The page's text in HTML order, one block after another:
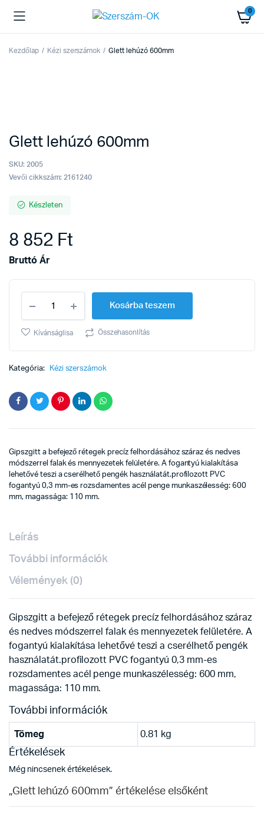
0
Kezdőlap Kézi szerszámok Glett lehúzó 600mm
Glett lehúzó 600mm
SKU: 2005
Vevői cikkszám: 2161240
Készleten
8 852 Ft
Bruttó Ár
lehúzó
600mm
quantity
Kosárba teszem
Kívánságlisa Összehasonlítás
Kategória: Kézi szerszámok
Gipszgitt a befejező rétegek precíz felhordásához száraz és nedves
módszerrel falak és mennyezetek felületére. A fogantyú kialakítása
lehetővé teszi a cserélhető pengék használatát.profilozott PVC
fogantyú 0,3 mm-es rozsdamentes acél penge munkaszélesség: 600
mm, magassága: 110 mm.
Leírás
További információk
Vélemények (0)
Gipszgitt a befejező rétegek precíz felhordásához száraz
és nedves módszerrel falak és mennyezetek felületére. A
fogantyú kialakítása lehetővé teszi a cserélhető pengék
használatát.profilozott PVC fogantyú 0,3 mm-es
rozsdamentes acél penge munkaszélesség: 600 mm,
magassága: 110 mm.
További információk
Tömeg 0.81 kg
Értékelések
Még nincsenek értékelések.
„Glett lehúzó 600mm” értékelése elsőként